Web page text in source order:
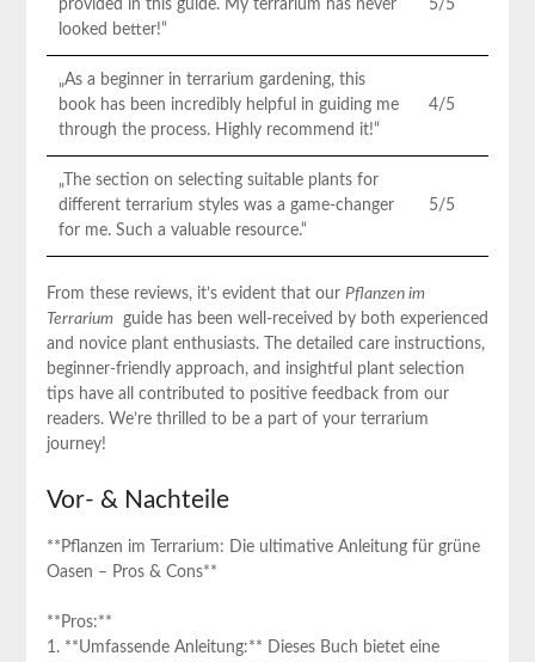
provided in this⁢ guide. My terrarium has never
looked better!“
5/5
„As⁤ a beginner in terrarium gardening, this
book has been ⁢incredibly helpful in guiding me
through the ⁣process. Highly recommend it!“
4/5
„The section on selecting ⁣suitable plants for
different terrarium styles was a ‍game-changer
for ‌me. ‌Such a valuable resource.“
5/5
From these⁢ reviews, it’s evident that our Pflanzen​ im
Terrarium​ guide has been well-received by both experienced
and novice plant enthusiasts. The detailed care instructions,
beginner-friendly ‌approach, and insightful plant selection
⁢tips have all⁤ contributed to ​positive feedback from our
readers.⁣ We’re thrilled to⁣ be a part of⁤ your terrarium
journey!
Vor- & Nachteile
**Pflanzen im Terrarium: Die ultimative⁤ Anleitung für grüne
Oasen – Pros‌ & Cons**
**Pros:**
1.​ **Umfassende​ Anleitung:** Dieses⁣ Buch bietet ⁣eine